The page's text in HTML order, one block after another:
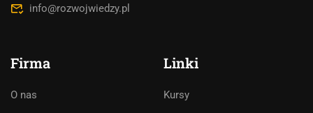
info@rozwojwiedzy.pl
Firma
O nas
Linki
Kursy